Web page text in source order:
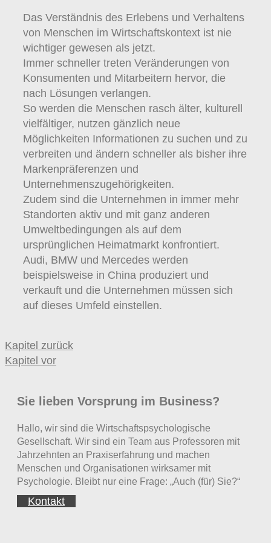
Das Verständnis des Erlebens und Verhaltens
von Menschen im Wirtschaftskontext ist nie
wichtiger gewesen als jetzt.
Immer schneller treten Veränderungen von
Konsumenten und Mitarbeitern hervor, die
nach Lösungen verlangen.
So werden die Menschen rasch älter, kulturell
vielfältiger, nutzen gänzlich neue
Möglichkeiten Informationen zu suchen und zu
verbreiten und ändern schneller als bisher ihre
Markenpräferenzen und
Unternehmenszugehörigkeiten.
Zudem sind die Unternehmen in immer mehr
Standorten aktiv und mit ganz anderen
Umweltbedingungen als auf dem
ursprünglichen Heimatmarkt konfrontiert.
Audi, BMW und Mercedes werden
beispielsweise in China produziert und
verkauft und die Unternehmen müssen sich
auf dieses Umfeld einstellen.
Kapitel zurück
Kapitel vor
Sie lieben Vorsprung im Business?
Hallo, wir sind die Wirtschaftspsychologische
Gesellschaft. Wir sind ein Team aus Professoren mit
Jahrzehnten an Praxiserfahrung und machen
Menschen und Organisationen wirksamer mit
Psychologie. Bleibt nur eine Frage: „Auch (für) Sie?“
Kontakt